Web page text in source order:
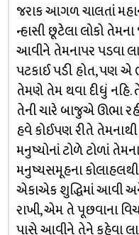
જરાક આગળ ચાલતાં
ન્હાસી છૂટેલા લોકો
આવીને તેમનાપર પડવા
પટકાઈ પડી હોત, પણ એ
તેમણે તેમ થવા દીધું નહિ.
તેની ચારે બાજુએ ઊભા
હવે કોઈપણ રીતે
મનુષ્યોનાં ટોળે ટોળાં
મનુષ્યસમૂહના કોલાહલથી
એકાએક શુદ્ધિમાં આવી
રાખી, એમ તે પૂછવાના
પાસે આવીને તેને કહેવા